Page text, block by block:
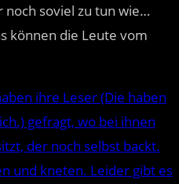
soviel zu tun wie…
können die Leute vom
ihre Leser (Die haben
gefragt, wo bei ihnen
der noch selbst backt.
und kneten. Leider gibt es